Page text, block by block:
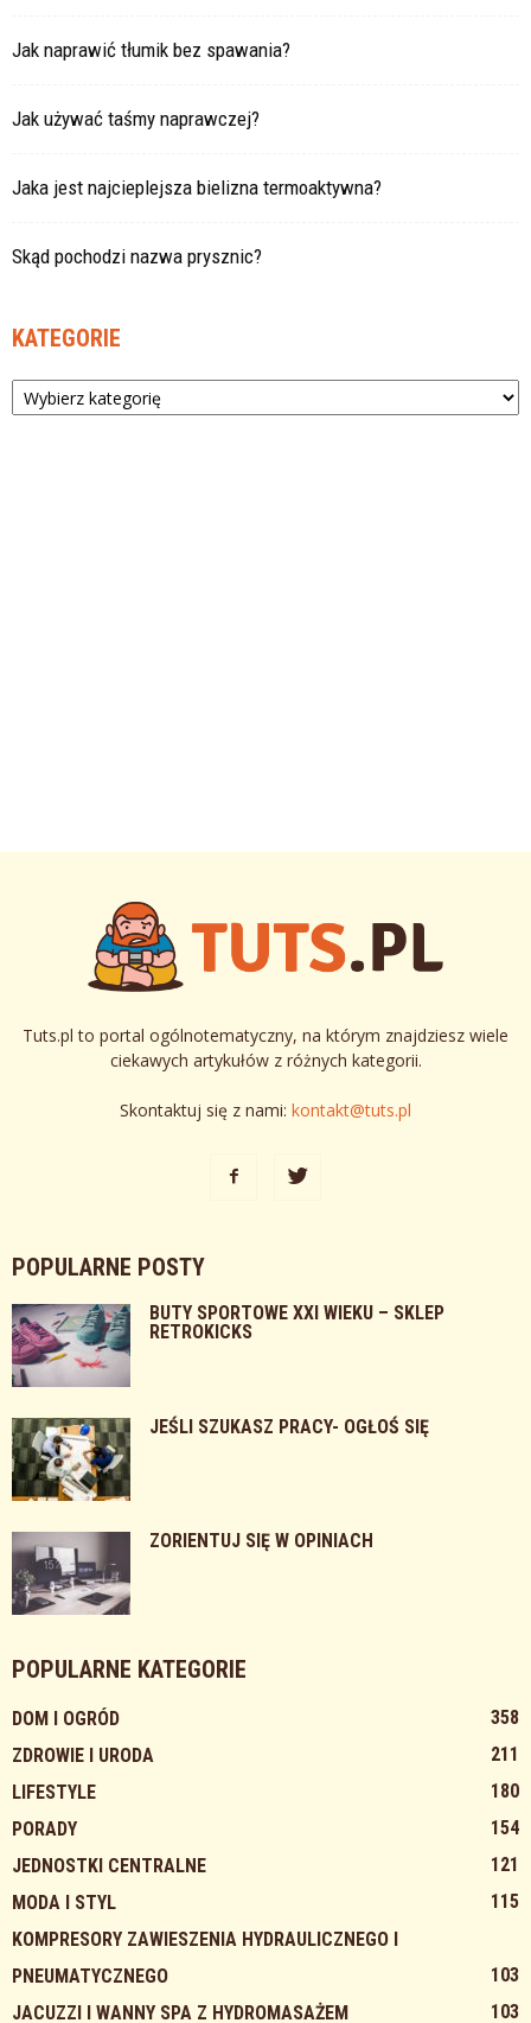
Jak naprawić tłumik bez spawania?
Jak używać taśmy naprawczej?
Jaka jest najcieplejsza bielizna termoaktywna?
Skąd pochodzi nazwa prysznic?
KATEGORIE
Kategorie
Tuts.pl to portal ogólnotematyczny, na którym znajdziesz wiele
ciekawych artykułów z różnych kategorii.
Skontaktuj się z nami: kontakt@tuts.pl
POPULARNE POSTY
BUTY SPORTOWE XXI WIEKU – SKLEP
RETROKICKS
JEŚLI SZUKASZ PRACY- OGŁOŚ SIĘ
ZORIENTUJ SIĘ W OPINIACH
POPULARNE KATEGORIE
DOM I OGRÓD
358
ZDROWIE I URODA
211
LIFESTYLE
180
PORADY
154
JEDNOSTKI CENTRALNE
121
MODA I STYL
115
KOMPRESORY ZAWIESZENIA HYDRAULICZNEGO I
PNEUMATYCZNEGO
103
JACUZZI I WANNY SPA Z HYDROMASAŻEM
103